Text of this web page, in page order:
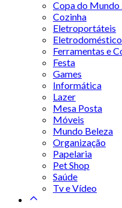
Copa do Mundo
Cozinha
Eletroportáteis
Ferramentas e
Festa
Games
Informática
Lazer
Mesa Posta
Móveis
Mundo Beleza
Organização
Papelaria
Pet Shop
Saúde
Tv e Vídeo